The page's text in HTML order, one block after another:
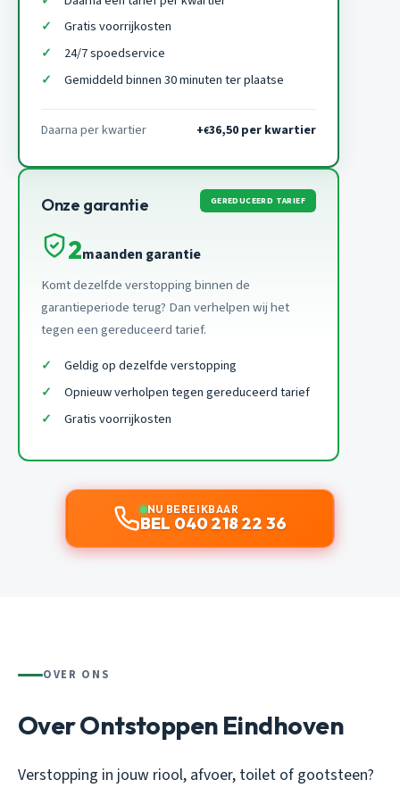
Gratis voorrijkosten
24/7 spoedservice
Gemiddeld binnen 30 minuten ter plaatse
Daarna per kwartier +€36,50 per kwartier
Onze garantie GEREDUCEERD TARIEF
2maanden garantie
Komt dezelfde verstopping binnen de
garantieperiode terug? Dan verhelpen wij het
tegen een gereduceerd tarief.
Geldig op dezelfde verstopping
Opnieuw verholpen tegen gereduceerd tarief
Gratis voorrijkosten
NU BEREIKBAAR
BEL 040 218 22 36
OVER ONS
Over Ontstoppen Eindhoven
Verstopping in jouw riool, afvoer, toilet of gootsteen?